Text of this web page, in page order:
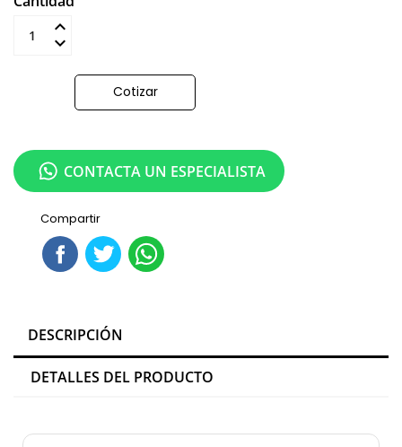
Cotizar
Compartir
CONTACTA UN ESPECIALISTA
DESCRIPCIÓN
DETALLES DEL PRODUCTO